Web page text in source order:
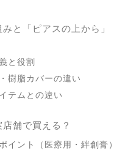
と「ピアスの上から」
と役割
樹脂カバーの違い
テムとの違い
舗で買える？
イント（医療用・絆創膏）